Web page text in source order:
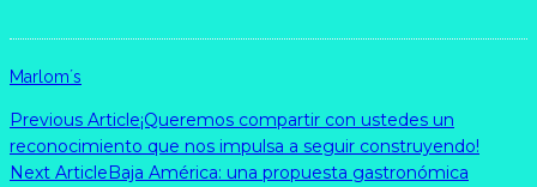
Marlom´s
Previous Article¡Queremos compartir con ustedes un
reconocimiento que nos impulsa a seguir construyendo!
Next Article Baja América: una propuesta gastronómica